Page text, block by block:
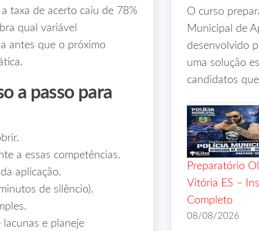
taxa de acerto caiu de 78%
qual variável
antes que o próximo
a passo para
a essas competências.
aplicação.
de silêncio).
e planeje
O curso
Municipal de
desenvolvido
uma solução
candidatos
Preparatório
Vitória ES –
Completo
08/08/2026